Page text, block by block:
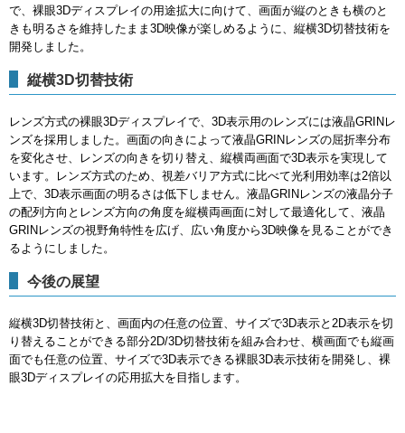
で、裸眼3Dディスプレイの用途拡大に向けて、画面が縦のときも横のと
きも明るさを維持したまま3D映像が楽しめるように、縦横3D切替技術を
開発しました。
縦横3D切替技術
レンズ方式の裸眼3Dディスプレイで、3D表示用のレンズには液晶GRINレ
ンズを採用しました。画面の向きによって液晶GRINレンズの屈折率分布
を変化させ、レンズの向きを切り替え、縦横両画面で3D表示を実現して
います。レンズ方式のため、視差バリア方式に比べて光利用効率は2倍以
上で、3D表示画面の明るさは低下しません。液晶GRINレンズの液晶分子
の配列方向とレンズ方向の角度を縦横両画面に対して最適化して、液晶
GRINレンズの視野角特性を広げ、広い角度から3D映像を見ることができ
るようにしました。
今後の展望
縦横3D切替技術と、画面内の任意の位置、サイズで3D表示と2D表示を切
り替えることができる部分2D/3D切替技術を組み合わせ、横画面でも縦画
面でも任意の位置、サイズで3D表示できる裸眼3D表示技術を開発し、裸
眼3Dディスプレイの応用拡大を目指します。